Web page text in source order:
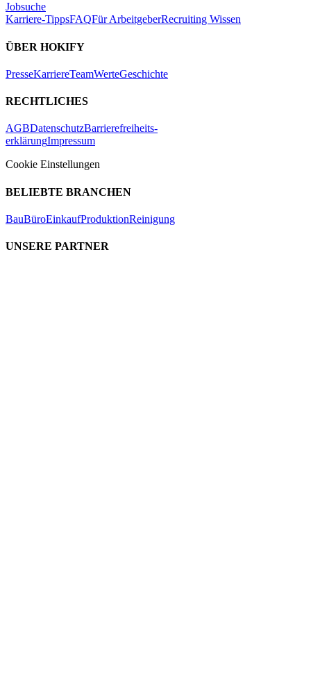
Jobsuche
Karriere-TippsFAQFür ArbeitgeberRecruiting Wissen
ÜBER HOKIFY
PresseKarriereTeamWerteGeschichte
RECHTLICHES
AGBDatenschutzBarrierefreiheits-
erklärungImpressum
Cookie Einstellungen
BELIEBTE BRANCHEN
BauBüroEinkaufProduktionReinigung
UNSERE PARTNER